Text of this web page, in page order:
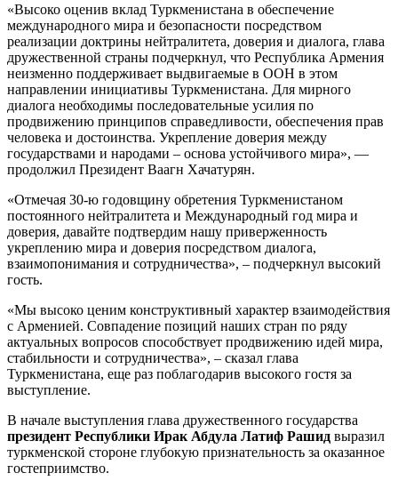
«Высоко оценив вклад Туркменистана в обеспечение
международного мира и безопасности посредством
реализации доктрины нейтралитета, доверия и диалога, глава
дружественной страны подчеркнул, что Республика Армения
неизменно поддерживает выдвигаемые в ООН в этом
направлении инициативы Туркменистана. Для мирного
диалога необходимы последовательные усилия по
продвижению принципов справедливости, обес­печения прав
человека и достоинства. Укрепление доверия между
государствами и народами – основа устойчивого мира», —
продолжил Президент Ваагн Хачатурян.
«Отмечая 30-ю годовщину обретения Туркменистаном
постоянного нейтралитета и Международный год мира и
доверия, давайте подтвердим нашу приверженность
укреплению мира и доверия посредством диалога,
взаимопонимания и сотрудничества», – подчеркнул высокий
гость.
«Мы высоко ценим конструктивный характер взаимодействия
с Арменией. Совпадение позиций наших стран по ряду
актуальных вопросов способствует продвижению идей мира,
стабильности и сотрудничества», – сказал глава
Туркменистана, еще раз поблагодарив высокого гостя за
выступление.
В начале выступления глава дружественного государства
президент Республики Ирак Абдула Латиф Рашид выразил
туркменской стороне глубокую признательность за оказанное
гостеприимство.